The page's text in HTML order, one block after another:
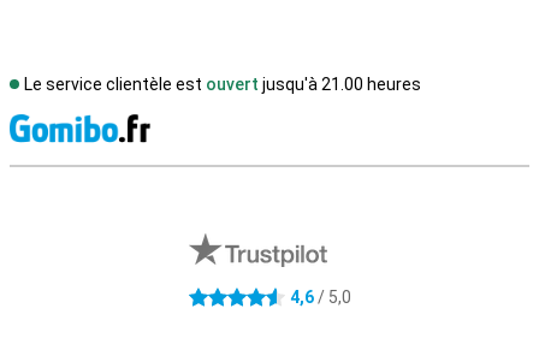
Le service clientèle est ouvert jusqu'à 21.00 heures
4.6 étoiles 4,6/ 5,0